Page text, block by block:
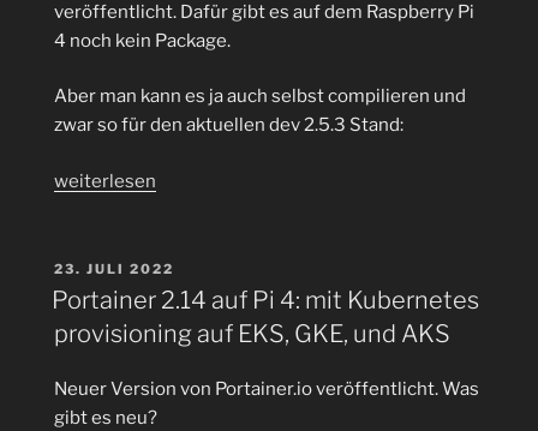
veröffentlicht. Dafür gibt es auf dem Raspberry Pi
4 noch kein Package.
Aber man kann es ja auch selbst compilieren und
zwar so für den aktuellen dev 2.5.3 Stand:
„XCA
Authority
(Zertifizierungsstelle)
mit
Elliptische-
Kurven-
Kryptografie
weiterlesen
VERÖFFENTLICHT
AM
23. JULI 2022
Portainer 2.14 auf Pi 4: mit Kubernetes
provisioning auf EKS, GKE, und AKS
Neuer Version von Portainer.io veröffentlicht. Was
gibt es neu?